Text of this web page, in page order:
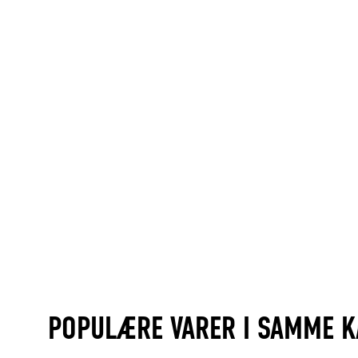
POPULÆRE VARER I SAMME